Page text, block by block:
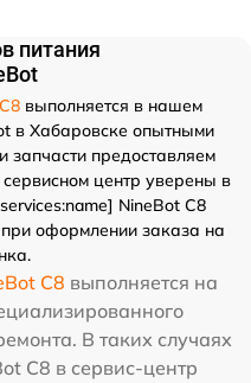
питания
выполняется в нашем
в Хабаровске опытными
запчасти предоставляем
центр уверены в
NineBot C8
оформлении заказа на
C8 выполняется на
В таких случаях
C8 в сервис-центр